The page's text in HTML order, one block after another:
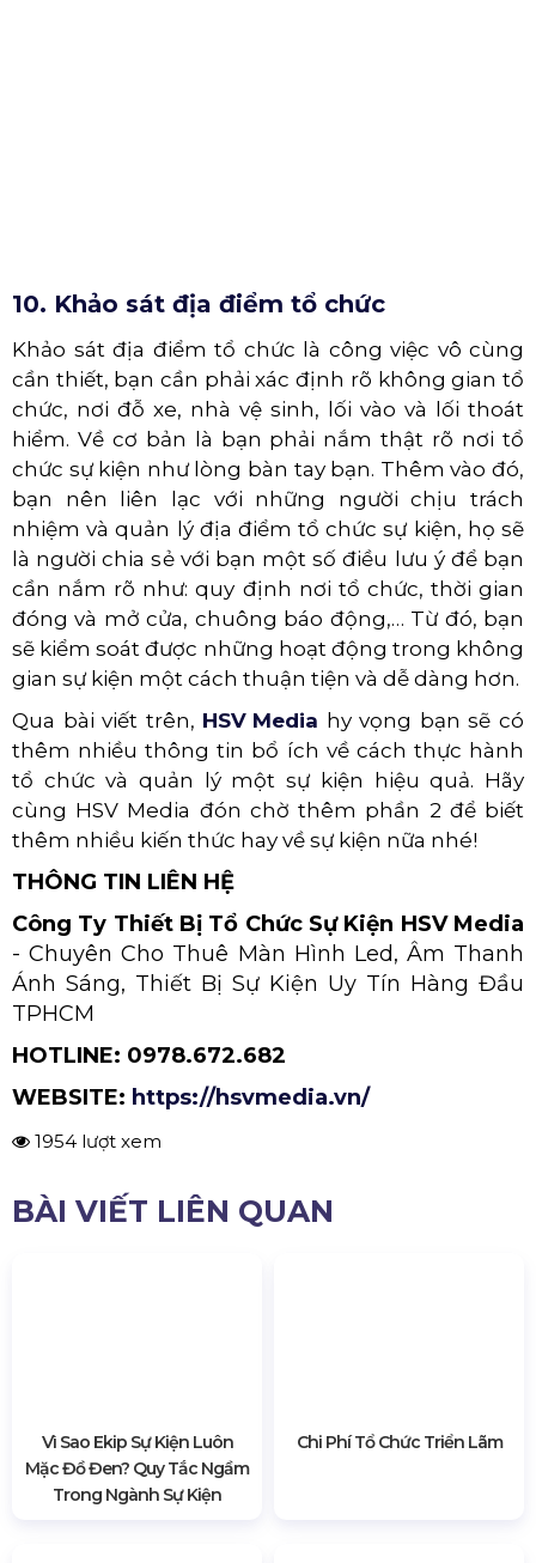
10. Khảo sát địa điểm tổ chức
Khảo sát địa điểm tổ chức là công việc vô cùng
cần thiết, bạn cần phải xác định rõ không gian tổ
chức, nơi đỗ xe, nhà vệ sinh, lối vào và lối thoát
hiểm. Về cơ bản là bạn phải nắm thật rõ nơi tổ
chức sự kiện như lòng bàn tay bạn. Thêm vào đó,
bạn nên liên lạc với những người chịu trách
nhiệm và quản lý địa điểm tổ chức sự kiện, họ sẽ
là người chia sẻ với bạn một số điều lưu ý để bạn
cần nắm rõ như: quy định nơi tổ chức, thời gian
đóng và mở cửa, chuông báo động,… Từ đó, bạn
sẽ kiểm soát được những hoạt động trong không
gian sự kiện một cách thuận tiện và dễ dàng hơn.
Qua bài viết trên,HSV Mediahy vọng bạn sẽ có
thêm nhiều thông tin bổ ích về cách thực hành
cùng HSV Media đón chờ thêm phần 2 để biết
thêm nhiều kiến thức hay về sự kiện nữa nhé!
HOTLINE: 0978.672.682
WEBSITE: https://hsvmedia.vn/